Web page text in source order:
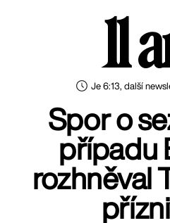
Je 6:13, další
11
Spor o
případu
rozhněval